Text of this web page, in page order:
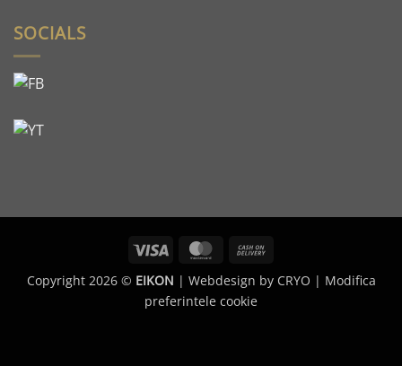
SOCIALS
Visa MasterCard
Delivery
Copyright 2026 © EIKON | Webdesign by CRYO | Modifica
preferintele cookie